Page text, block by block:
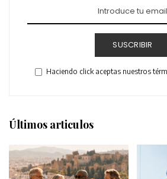
SUSCRIBIR
Haciendo click aceptas nuestros
Últimos articulos